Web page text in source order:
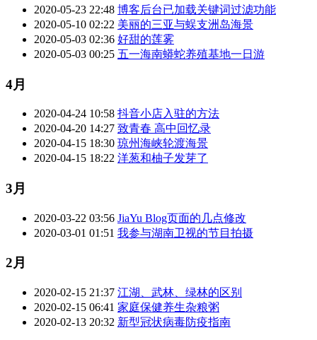
2020-05-23 22:48 博客后台已加载关键词过滤功能
2020-05-10 02:22 美丽的三亚与蜈支洲岛海景
2020-05-03 02:36 好甜的莲雾
2020-05-03 00:25 五一海南蟒蛇养殖基地一日游
4月
2020-04-24 10:58 抖音小店入驻的方法
2020-04-20 14:27 致青春 高中回忆录
2020-04-15 18:30 琼州海峡轮渡海景
2020-04-15 18:22 洋葱和柚子发芽了
3月
2020-03-22 03:56 JiaYu Blog页面的几点修改
2020-03-01 01:51 我参与湖南卫视的节目拍摄
2月
2020-02-15 21:37 江湖、武林、绿林的区别
2020-02-15 06:41 家庭保健养生杂粮粥
2020-02-13 20:32 新型冠状病毒防疫指南